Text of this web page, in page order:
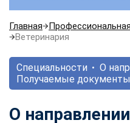
Главная
Ветеринария
Специальности
О
Получаемые документы
О направлении